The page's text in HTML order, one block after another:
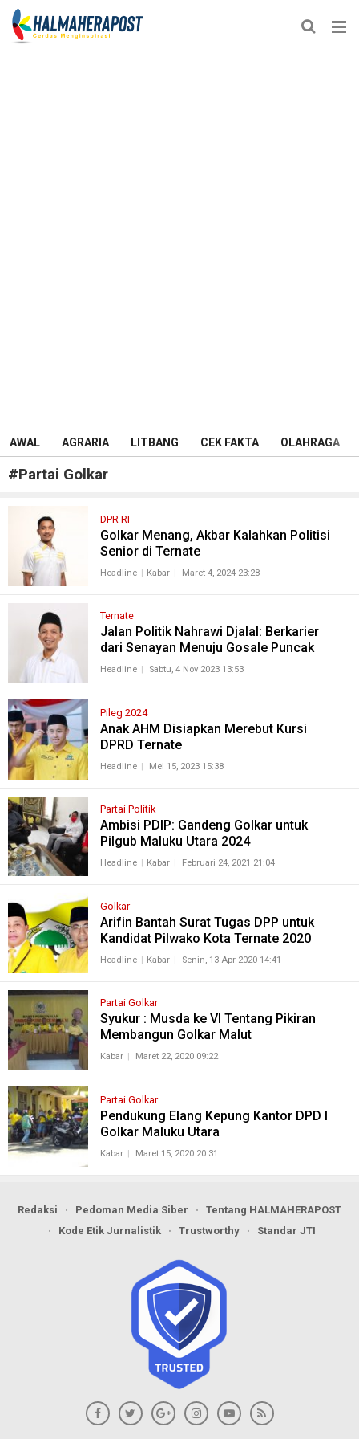
AWAL AGRARIA LITBANG CEK FAKTA OLAHRAGA
#Partai Golkar
DPR RI
Golkar Menang, Akbar Kalahkan Politisi
Senior di Ternate
Headline Kabar Maret 4, 2024 23:28
Ternate
Jalan Politik Nahrawi Djalal: Berkarier
dari Senayan Menuju Gosale Puncak
Headline Sabtu, 4 Nov 2023 13:53
Pileg 2024
Anak AHM Disiapkan Merebut Kursi
DPRD Ternate
Headline Mei 15, 2023 15:38
Partai Politik
Ambisi PDIP: Gandeng Golkar untuk
Pilgub Maluku Utara 2024
Headline Kabar Februari 24, 2021 21:04
Golkar
Arifin Bantah Surat Tugas DPP untuk
Kandidat Pilwako Kota Ternate 2020
Headline Kabar Senin, 13 Apr 2020 14:41
Partai Golkar
Syukur : Musda ke VI Tentang Pikiran
Membangun Golkar Malut
Kabar Maret 22, 2020 09:22
Partai Golkar
Pendukung Elang Kepung Kantor DPD I
Golkar Maluku Utara
Kabar Maret 15, 2020 20:31
Redaksi Pedoman Media Siber
Tentang HALMAHERAPOST
Kode Etik Jurnalistik
Trustworthy Standar JTI